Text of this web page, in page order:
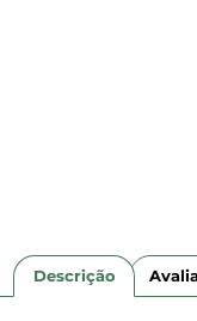
Descrição